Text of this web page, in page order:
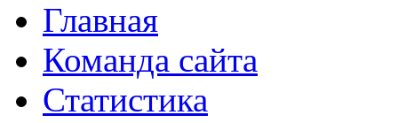
Главная
Команда сайта
Статистика